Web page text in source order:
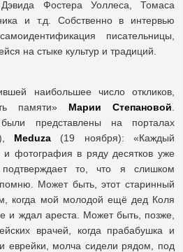
Дэвида Фостера Уоллеса, Томаса
и т.д. Собственно в интервью
писательницы,
на стыке культур и традиций.
наибольшее число откликов,
памяти» Марии Степановой
представлены на порталах
Meduza (19 ноября): «Каждый
и фотография в ряду десятков уже
подтверждает то, что я слишком
Может быть, этот старинный
когда мой молодой ещё дед Коля
и ждал ареста. Может быть, позже,
врачей, когда прабабушка и
еврейки, молча сидели рядом, под